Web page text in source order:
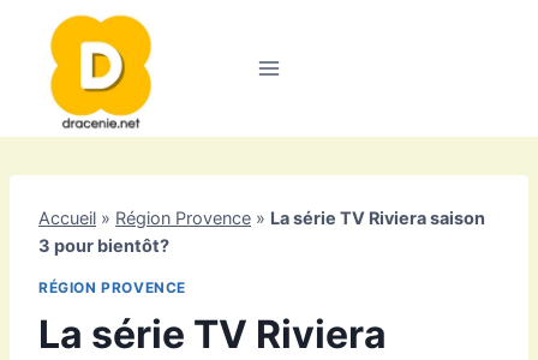
contenu
Accueil » Région Provence » La série TV Riviera saison
3 pour bientôt?
RÉGION PROVENCE
La série TV Riviera